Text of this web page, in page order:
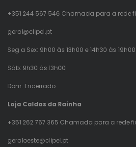
+351 244 567 546 Chamada para a rede
geral@clipel.pt
Seg a Sex: 9h00 às 13h00 e 14h30 às 19h00
Sáb: 9h30 às 13h00
Dom: Encerrado
Loja Caldas da Rainha
+351 262 767 365 Chamada para a rede
geraloeste@clipel.pt